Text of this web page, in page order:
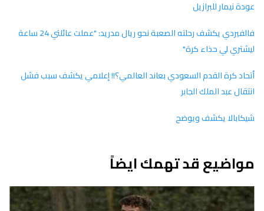
عودة نيمار للبرازيل
فالفيردي يكشف رحلته الصعبة نحو ريال مدريد: "عملت عائلتي 24 ساعة
ليشتري لي حذاء كرة"
أتحاد كرة القدم السعودي بعاند العالمي؟!! إعلامي يكشف سبب فشل
انتقال عبد الملك الجابر
شيكابالا يكشف ويوضح
مواضيع قد تهمك ايضاً